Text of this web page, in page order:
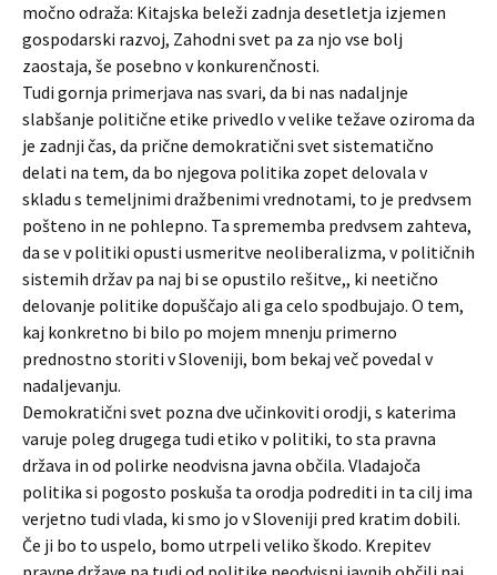
močno odraža: Kitajska beleži zadnja desetletja izjemen
gospodarski razvoj, Zahodni svet pa za njo vse bolj
zaostaja, še posebno v konkurenčnosti.
Tudi gornja primerjava nas svari, da bi nas nadaljnje
slabšanje politične etike privedlo v velike težave oziroma da
je zadnji čas, da prične demokratični svet sistematično
delati na tem, da bo njegova politika zopet delovala v
skladu s temeljnimi dražbenimi vrednotami, to je predvsem
pošteno in ne pohlepno. Ta sprememba predvsem zahteva,
da se v politiki opusti usmeritve neoliberalizma, v političnih
sistemih držav pa naj bi se opustilo rešitve,, ki neetično
delovanje politike dopuščajo ali ga celo spodbujajo. O tem,
kaj konkretno bi bilo po mojem mnenju primerno
prednostno storiti v Sloveniji, bom bekaj več povedal v
nadaljevanju.
Demokratični svet pozna dve učinkoviti orodji, s katerima
varuje poleg drugega tudi etiko v politiki, to sta pravna
država in od polirke neodvisna javna občila. Vladajoča
politika si pogosto poskuša ta orodja podrediti in ta cilj ima
verjetno tudi vlada, ki smo jo v Sloveniji pred kratim dobili.
Če ji bo to uspelo, bomo utrpeli veliko škodo. Krepitev